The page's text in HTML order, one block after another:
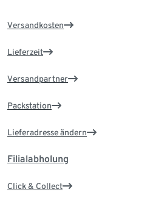
Versandkosten
Lieferzeit
Versandpartner
Packstation
Lieferadresse ändern
Filialabholung
Click & Collect